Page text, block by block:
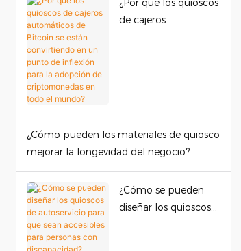
¿Por qué los quioscos
de cajeros
todo el mundo?
¿Cómo pueden los materiales de quiosco
mejorar la longevidad del negocio?
¿Cómo se pueden
diseñar los quioscos